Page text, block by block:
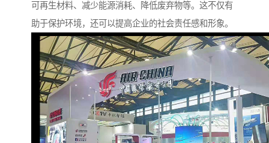
可再生材料、减少能源消耗、降低废弃物等。这不仅有
助于保护环境，还可以提高企业的社会责任感和形象。